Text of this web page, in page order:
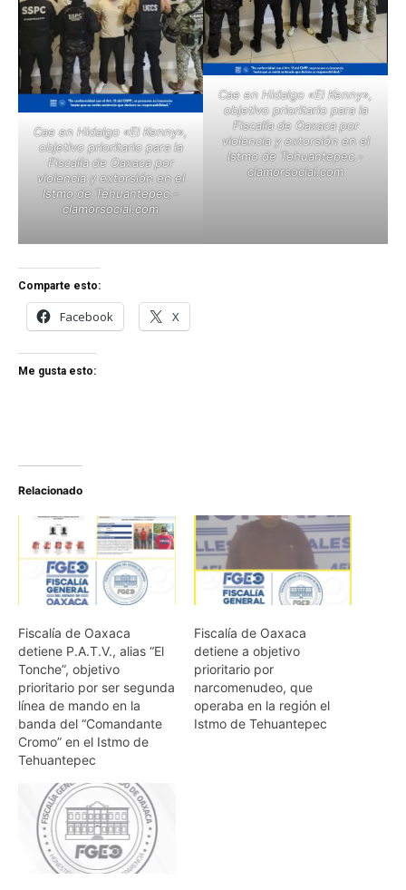
Cae en Hidalgo «El Kenny»,
objetivo prioritario para la
Fiscalía de Oaxaca por
violencia y extorsión en el
Istmo de Tehuantepec.-
clamorsocial.com
Cae en Hidalgo «El Kenny»,
objetivo prioritario para la
Fiscalía de Oaxaca por
violencia y extorsión en el
Istmo de Tehuantepec.-
clamorsocial.com
Comparte esto:
Facebook X
Me gusta esto:
Relacionado
Fiscalía de Oaxaca
detiene P.A.T.V., alias “El
Tonche”, objetivo
prioritario por ser segunda
línea de mando en la
banda del “Comandante
Cromo” en el Istmo de
Tehuantepec
Fiscalía de Oaxaca
detiene a objetivo
prioritario por
narcomenudeo, que
operaba en la región el
Istmo de Tehuantepec